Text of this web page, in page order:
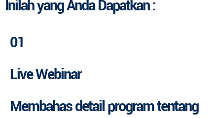
Inilah yang Anda Dapatkan :
01
Live Webinar
Membahas detail program tentang